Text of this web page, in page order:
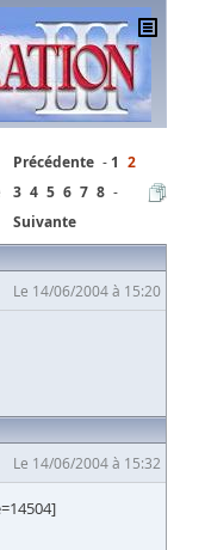
Précédente 1 2
3 4 5 6 7 8
Suivante
Le 14/06/2004 à 15:20
Le 14/06/2004 à 15:32